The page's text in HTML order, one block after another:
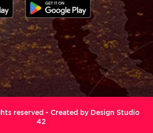
reserved - Created by Design Studio
42